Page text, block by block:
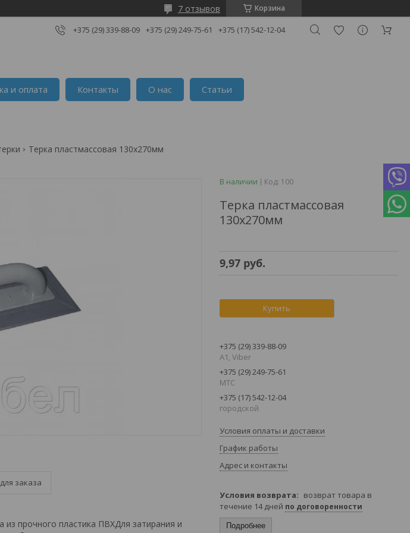
Корзина
7 отзывов
+375 (29) 339-88-09 +375 (29) 249-75-61 +375 (17) 542-12-04
и оплата Контакты О нас Статьи
Терка пластмассовая 130х270мм
заказа
из прочного пластика ПВХДля затирания и
В наличии Код: 100
Терка пластмассовая
130х270мм
9,97 руб.
Купить
+375 (29) 339-88-09
A1, Viber
+375 (29) 249-75-61
МТС
+375 (17) 542-12-04
городской
Условия оплаты и доставки
График работы
Адрес и контакты
возврат товара в
течение 14 дней по договоренности
Подробнее